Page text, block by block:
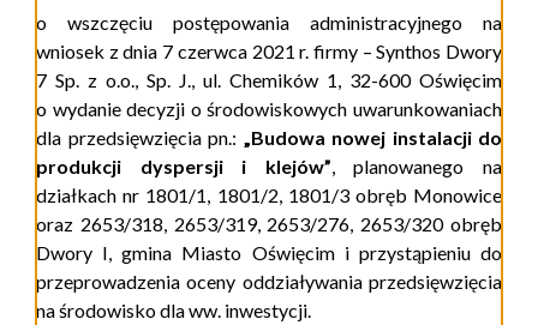
o wszczęciu postępowania administracyjnego
na
wniosek z dnia 7 czerwca2021 r. firmy – Synthos Dwory
7 Sp. z o.o., Sp. J., ul. Chemików 1, 32-600 Oświęcim
o wydanie decyzji o środowiskowych uwarunkowaniach
dla przedsięwzięcia pn.: „Budowa nowej instalacji do
produkcji dyspersji i klejów”, planowanego na
działkach nr 1801/1, 1801/2, 1801/3 obręb Monowice
oraz 2653/318, 2653/319, 2653/276, 2653/320obręb
Dwory I, gmina Miasto Oświęcim i przystąpieniu do
przeprowadzenia oceny oddziaływania przedsięwzięcia
na środowisko dla ww. inwestycji.